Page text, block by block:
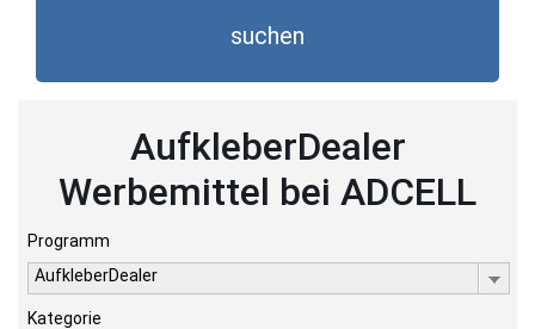
suchen
AufkleberDealer
Werbemittel bei ADCELL
Programm
AufkleberDealer
Kategorie